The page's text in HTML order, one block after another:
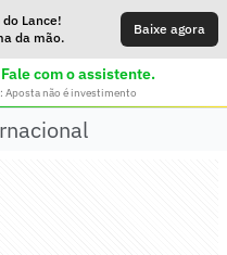
Lance!
da mão.
Baixe agora
Fale com o assistente.
Aposta não é investimento